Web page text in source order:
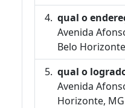
qual o
Avenida
Belo
qual o
Avenida
Horizonte, MG